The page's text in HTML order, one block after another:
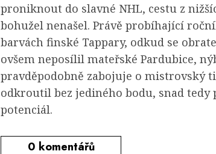
proniknout do slavné NHL, cestu z
bohužel nenašel. Právě probíhající
barvách finské Tappary, odkud se
ovšem neposílil mateřské Pardubice,
pravděpodobně zabojuje o mistrovský
odkroutil bez jediného bodu, snad tedy
potenciál.
0 komentářů